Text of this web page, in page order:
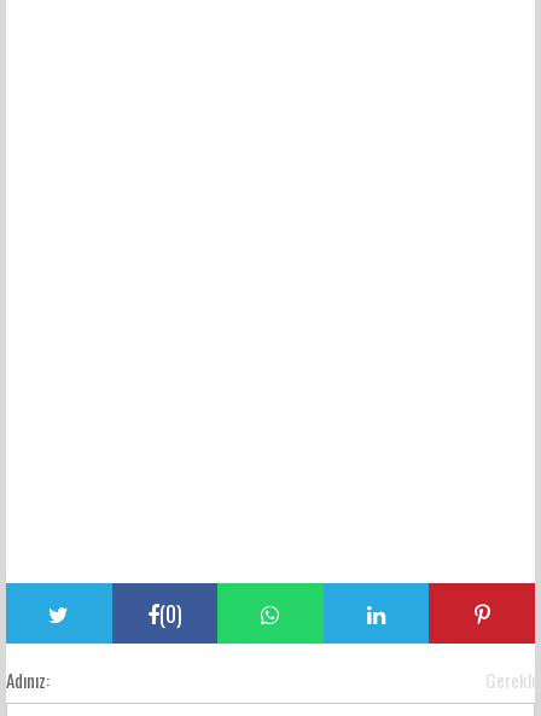
(0)
Adınız: Gerekli